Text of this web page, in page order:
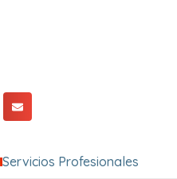
Servicios Profesionales